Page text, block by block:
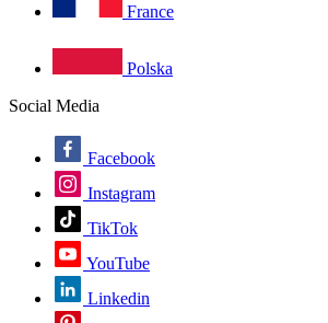
France
Polska
Social Media
Facebook
Instagram
TikTok
YouTube
Linkedin